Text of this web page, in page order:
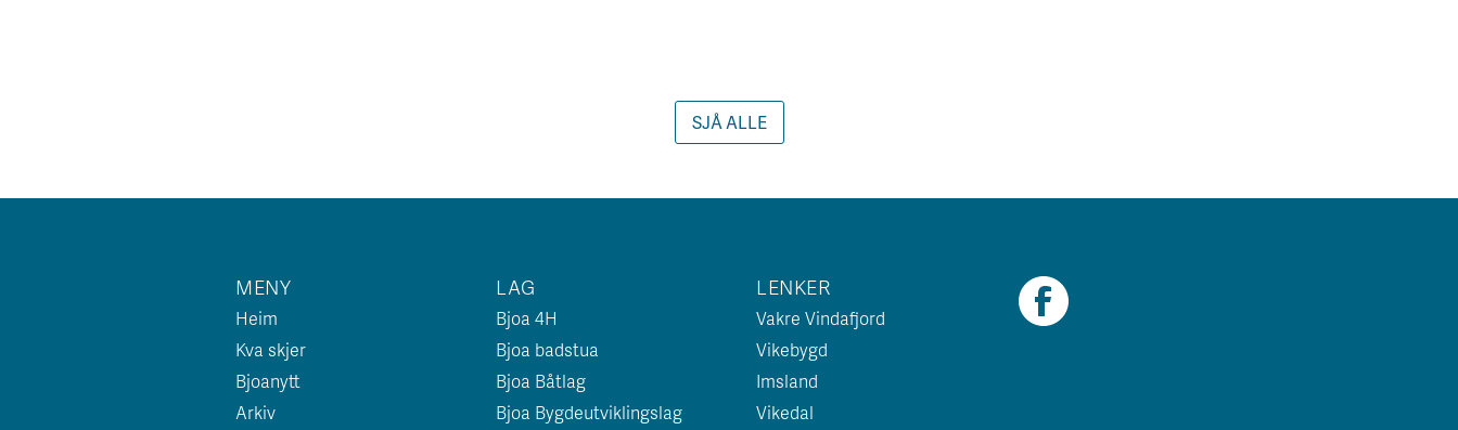
SJÅ ALLE
MENY
Heim
Kva skjer
Bjoanytt
Arkiv
LAG
Bjoa 4H
Bjoa badstua
Bjoa Båtlag
Bjoa Bygdeutviklingslag
LENKER
Vakre Vindafjord
Vikebygd
Imsland
Vikedal